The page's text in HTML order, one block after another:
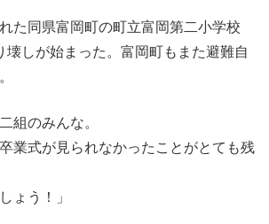
た同県富岡町の町立富 岡第二小学校
壊しが始まった。富岡町もまた避難自
組のみんな。
業式が見られなかったことがとても残
ょう！」